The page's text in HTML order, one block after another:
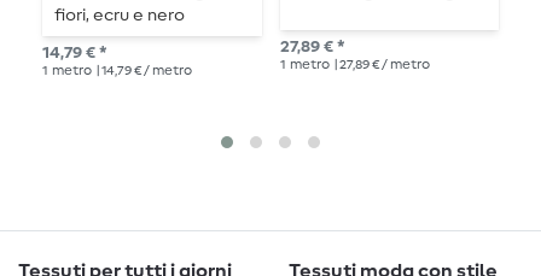
fiori, ecru e nero
14,79 € *
1 metro | 14,79 € / metro
27,89 € *
1 metro | 27,89 € / metro
Tessuti per tutti i giorni Tessuti moda con stile